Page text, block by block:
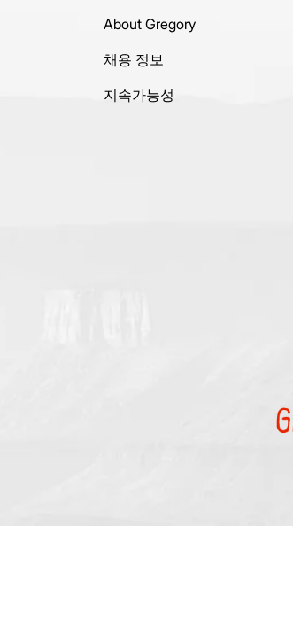
About Gregory
채용 정보
지속가능성